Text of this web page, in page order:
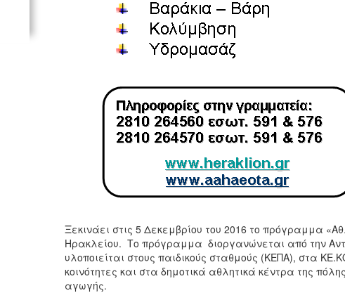
Ξεκινάει στις 5 Δεκεμβρίου του 2016 το πρόγραμμα
Ηρακλείου. Το πρόγραμμα διοργανώνεται από την
υλοποιείται στους παιδικούς σταθμούς (ΚΕΠΑ), στα
κοινότητες και στα δημοτικά αθλητικά κέντρα της
αγωγής.